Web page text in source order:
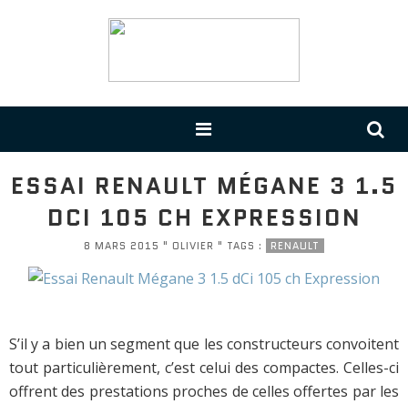
ESSAI RENAULT MÉGANE 3 1.5
DCI 105 CH EXPRESSION
8 MARS 2015 " OLIVIER " TAGS : RENAULT
S’il y a bien un segment que les constructeurs convoitent
tout particulièrement, c’est celui des compactes. Celles-ci
offrent des prestations proches de celles offertes par les